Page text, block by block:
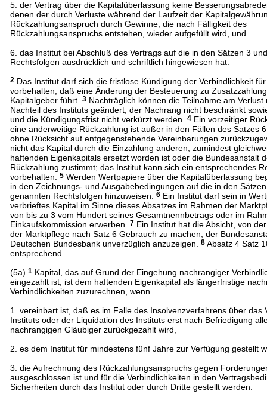
5. der Vertrag über die Kapitalüberlassung keine
denen der durch Verluste während der Laufzeit der
Rückzahlungsanspruch durch Gewinne, die nach Fälligkeit des
Rückzahlungsanspruchs entstehen, wieder aufgefüllt wird, und
6. das Institut bei Abschluß des Vertrags auf die in den Sätzen 3
Rechtsfolgen ausdrücklich und schriftlich hingewiesen hat.
2 Das Institut darf sich die fristlose Kündigung der Verbindlichkeit
vorbehalten, daß eine Änderung der Besteuerung zu
Kapitalgeber führt.3 Nachträglich können die Teilnahme am Verlust
Nachteil des Instituts geändert, der Nachrang nicht beschränkt
und die Kündigungsfrist nicht verkürzt werden.4 Ein vorzeitiger
eine anderweitige Rückzahlung ist außer in den Fällen des Satzes
ohne Rücksicht auf entgegenstehende Vereinbarungen
nicht das Kapital durch die Einzahlung anderen, zumindest
haftenden Eigenkapitals ersetzt worden ist oder die Bundesanstalt
Rückzahlung zustimmt; das Institut kann sich ein entsprechendes
vorbehalten.5 Werden Wertpapiere über die Kapitalüberlassung
in den Zeichnungs- und Ausgabebedingungen auf die in den
genannten Rechtsfolgen hinzuweisen.6 Ein Institut darf sein in
verbrieftes Kapital im Sinne dieses Absatzes im Rahmen der
von bis zu 3 vom Hundert seines Gesamtnennbetrags oder im
Einkaufskommission erwerben.7 Ein Institut hat die Absicht, von
der Marktpflege nach Satz 6 Gebrauch zu machen, der
Deutschen Bundesbank unverzüglich anzuzeigen.8 Absatz 4 Satz
entsprechend.
(5a)1 Kapital, das auf Grund der Eingehung nachrangiger
eingezahlt ist, ist dem haftenden Eigenkapital als längerfristige
Verbindlichkeiten zuzurechnen, wenn
1. vereinbart ist, daß es im Falle des Insolvenzverfahrens über das
Instituts oder der Liquidation des Instituts erst nach Befriedigung
nachrangigen Gläubiger zurückgezahlt wird,
2. es dem Institut für mindestens fünf Jahre zur Verfügung gestellt
3. die Aufrechnung des Rückzahlungsanspruchs gegen
ausgeschlossen ist und für die Verbindlichkeiten in den
Sicherheiten durch das Institut oder durch Dritte gestellt werden.